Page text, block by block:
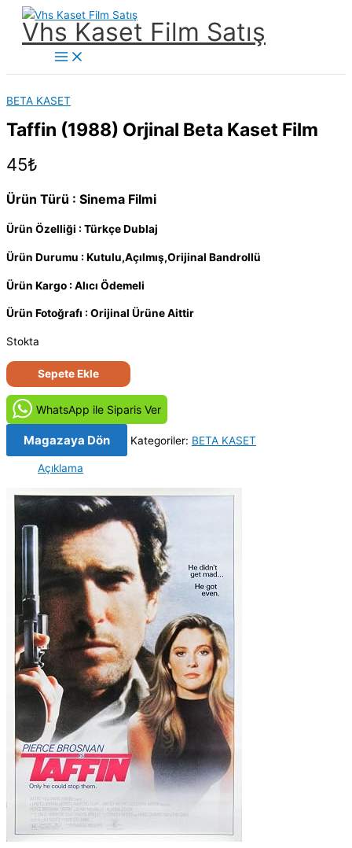
İçeriğe
Vhs Kaset Film Satış
Main
Menu
BETA KASET
Taffin (1988) Orjinal Beta Kaset Film
45₺
Ürün Türü : Sinema Filmi
Ürün Özelliği : Türkçe Dublaj
Ürün Durumu : Kutulu,Açılmış,Orijinal Bandrollü
Ürün Kargo : Alıcı Ödemeli
Ürün Fotoğrafı : Orijinal Ürüne Aittir
Stokta
Taffin
(1988)
Orjinal
Beta
Kaset
Film
Sepete Ekle
WhatsApp ile Siparis Ver
Magazaya Dön Kategoriler: BETA KASET
Açıklama